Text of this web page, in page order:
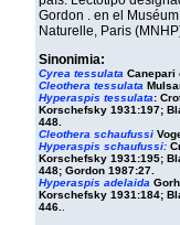
Gordon . en el Muséum
Naturelle, Paris
Sinonimia:
Cyrea tessulata Canepari
Cleothera tessulata
Hyperaspis tessulata:
Korschefsky 1931:197;
448.
Cleothera schaufussi
Hyperaspis schaufussi:
Korschefsky 1931:195;
448; Gordon 1987:27.
Hyperaspis adelaida
Korschefsky 1931:184;
446.